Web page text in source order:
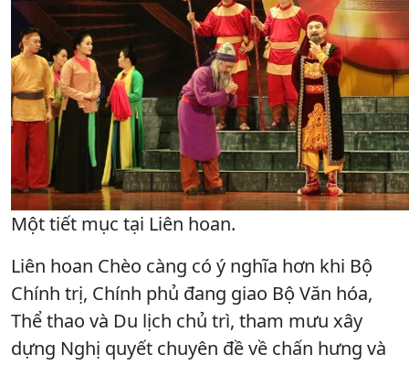
Một tiết mục tại Liên hoan.
Liên hoan Chèo càng có ý nghĩa hơn khi Bộ
Chính trị, Chính phủ đang giao Bộ Văn hóa,
Thể thao và Du lịch chủ trì, tham mưu xây
dựng Nghị quyết chuyên đề về chấn hưng và